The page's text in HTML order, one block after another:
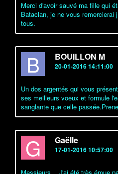
Merci d'avoir sauvé ma fille qui
Bataclan, je ne vous remercierai
tous.
B BOUILLON M
20-01-2016 14:11:00
Un dos argentés qui vous
ses meilleurs voeux et formule
sanglante que celle
G Gaëlle
17-01-2016 10:57:00